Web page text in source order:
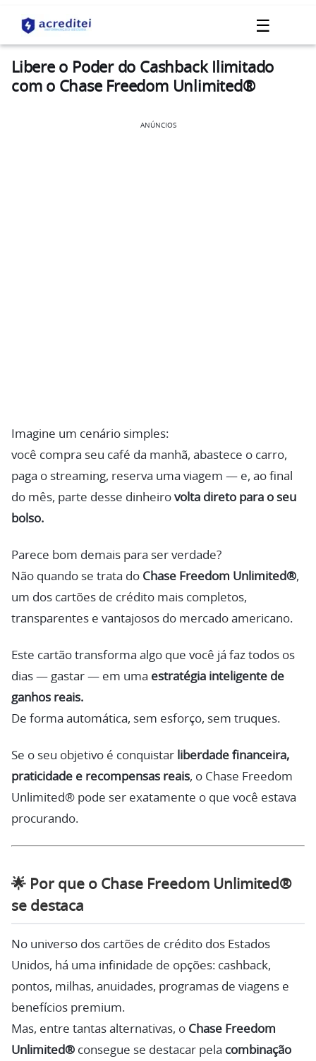
☰
Libere o Poder do Cashback Ilimitado
com o Chase Freedom Unlimited®
ANÚNCIOS
Imagine um cenário simples:
você compra seu café da manhã, abastece o carro,
paga o streaming, reserva uma viagem — e, ao final
do mês, parte desse dinheiro volta direto para o seu
bolso.
Parece bom demais para ser verdade?
Não quando se trata do Chase Freedom Unlimited®,
um dos cartões de crédito mais completos,
transparentes e vantajosos do mercado americano.
Este cartão transforma algo que você já faz todos os
dias — gastar — em uma estratégia inteligente de
ganhos reais.
De forma automática, sem esforço, sem truques.
Se o seu objetivo é conquistar liberdade financeira,
praticidade e recompensas reais, o Chase Freedom
Unlimited® pode ser exatamente o que você estava
procurando.
🌟 Por que o Chase Freedom Unlimited®
se destaca
No universo dos cartões de crédito dos Estados
Unidos, há uma infinidade de opções: cashback,
pontos, milhas, anuidades, programas de viagens e
benefícios premium.
Mas, entre tantas alternativas, o Chase Freedom
Unlimited® consegue se destacar pela combinação